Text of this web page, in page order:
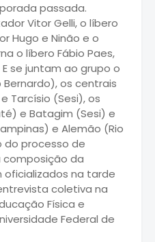
passada.
Vitor Gelli, o líbero
Hugo e Ninão e o
o líbero Fábio Paes,
se juntam ao grupo o
os centrais
Tarcísio (Sesi), os
e Batagim (Sesi) e
e Alemão (Rio
do processo de
da
na tarde
coletiva na
Física e
Federal de